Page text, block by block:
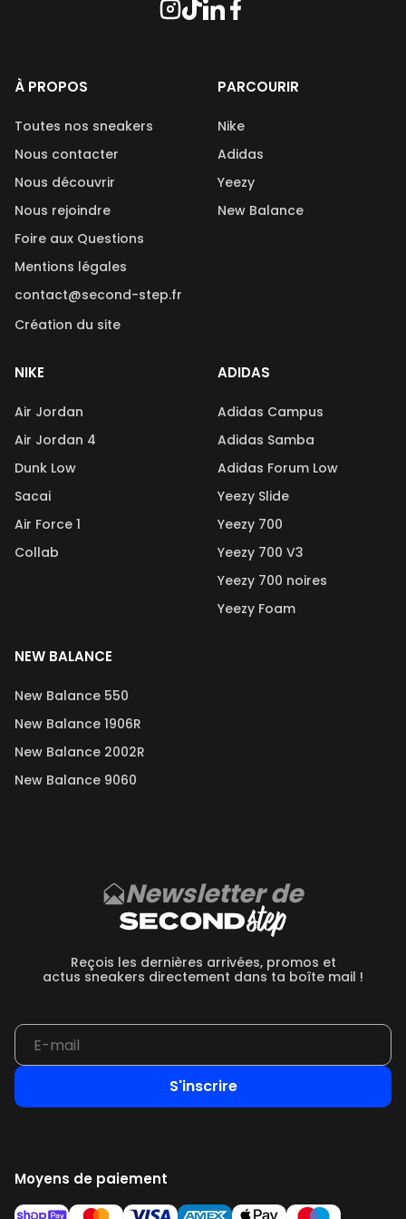
À PROPOS
Toutes nos sneakers
Nous contacter
Nous découvrir
Nous rejoindre
Foire aux Questions
Mentions légales
contact@second-step.fr
Création du site
PARCOURIR
Nike
Adidas
Yeezy
New Balance
NIKE
Air Jordan
Air Jordan 4
Dunk Low
Sacai
Air Force 1
Collab
ADIDAS
Adidas Campus
Adidas Samba
Adidas Forum Low
Yeezy Slide
Yeezy 700
Yeezy 700 V3
Yeezy 700 noires
Yeezy Foam
NEW BALANCE
New Balance 550
New Balance 1906R
New Balance 2002R
New Balance 9060
Newsletter de
Reçois les dernières arrivées, promos et
actus sneakers directement dans ta boîte mail !
S'inscrire
Moyens de paiement